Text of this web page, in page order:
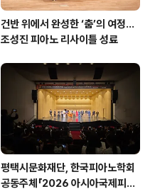
건반 위에서 완성한 ‘춤’의 여정…
조성진 피아노 리사이틀 성료
평택시문화재단, 한국피아노학회
공동주체「2026 아시아국제피아